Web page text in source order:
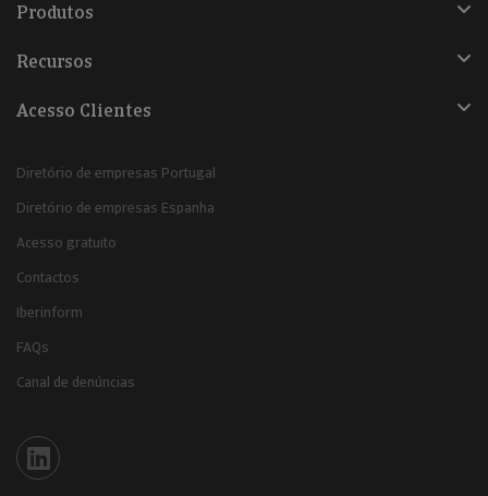
Produtos
Recursos
Acesso Clientes
Diretório de empresas Portugal
Diretório de empresas Espanha
Acesso gratuito
Contactos
Iberinform
FAQs
Canal de denúncias
Iberinform en Linkedin